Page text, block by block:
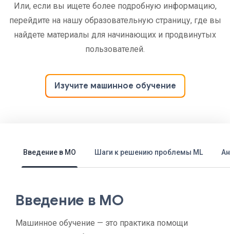
Или, если вы ищете более подробную информацию,
перейдите на нашу образовательную страницу, где вы
найдете материалы для начинающих и продвинутых
пользователей.
Изучите машинное обучение
Введение в МО Шаги к решению проблемы ML
Введение в МО
Машинное обучение — это практика помощи